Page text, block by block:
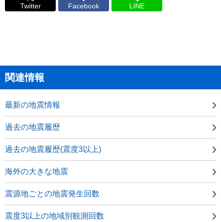
Twitter Facebook LINE
関連情報
最新の地震情報
過去の地震履歴
過去の地震履歴(震度3以上)
海外の大きな地震
震源地ごとの地震発生回数
震度3以上の地域別観測回数